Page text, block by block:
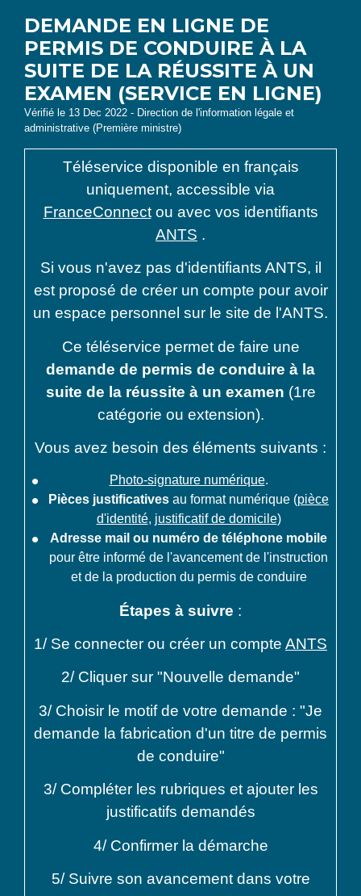
DEMANDE EN LIGNE DE
PERMIS DE CONDUIRE À LA
SUITE DE LA RÉUSSITE À UN
EXAMEN (SERVICE EN LIGNE)
Vérifié le 13 Dec 2022 - Direction de l'information légale et
administrative (Première ministre)
Téléservice disponible en français
uniquement, accessible via
FranceConnectou avec vos identifiants
ANTS .
Si vous n'avez pas d'identifiants ANTS, il
est proposé de créer un compte pour avoir
un espace personnel sur le site de l'ANTS.
Ce téléservice permet de faire une
demande de permis de conduire à la
suite de la réussite à un examen (1re
catégorie ou extension).
Vous avez besoin des éléments suivants :
Photo-signature numérique.
Pièces justificatives au format numérique (pièce
d'identité, justificatif de domicile)
Adresse mail ou numéro de téléphone mobile
pour être informé de l'avancement de l'instruction
et de la production du permis de conduire
Étapes à suivre :
1/ Se connecter ou créer un compte ANTS
2/ Cliquer sur "Nouvelle demande"
3/ Choisir le motif de votre demande : "Je
demande la fabrication d'un titre de permis
de conduire"
3/ Compléter les rubriques et ajouter les
justificatifs demandés
4/ Confirmer la démarche
5/ Suivre son avancement dans votre